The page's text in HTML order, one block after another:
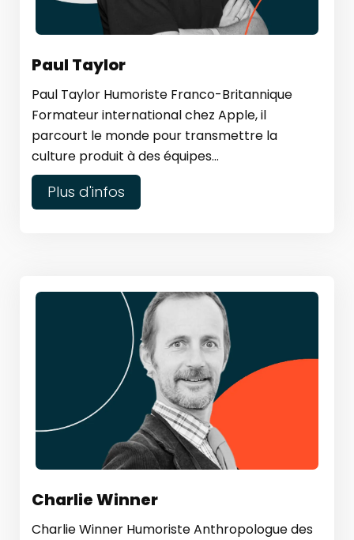
Paul Taylor
Paul Taylor Humoriste Franco-Britannique
Formateur international chez Apple, il
parcourt le monde pour transmettre la
culture produit à des équipes...
Plus d'infos
Charlie Winner
Charlie Winner Humoriste Anthropologue des